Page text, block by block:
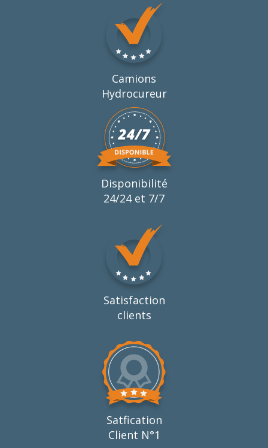
Camions
Hydrocureur
Disponibilité
24/24 et 7/7
Satisfaction
clients
Satfication
Client N°1